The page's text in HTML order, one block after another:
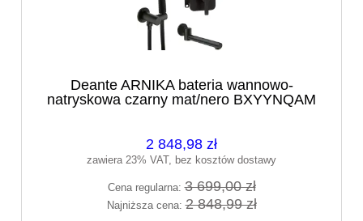
Deante ARNIKA bateria wannowo-
natryskowa czarny mat/nero BXYYNQAM
2 848,98 zł
zawiera 23% VAT, bez kosztów dostawy
Cena regularna:3 699,00 zł
Najniższa cena:2 848,99 zł